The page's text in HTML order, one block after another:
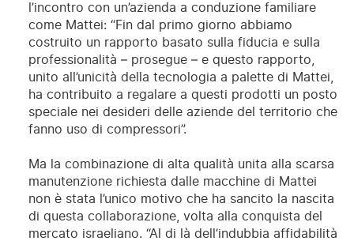
l’incontro con un’azienda a conduzione familiare
come Mattei: “Fin dal primo giorno abbiamo
costruito un rapporto basato sulla fiducia e sulla
professionalità – prosegue – e questo rapporto,
unito all’unicità della tecnologia a palette di Mattei,
ha contribuito a regalare a questi prodotti un posto
speciale nei desideri delle aziende del territorio che
fanno uso di compressori”.
Ma la combinazione di alta qualità unita alla scarsa
manutenzione richiesta dalle macchine di Mattei
non è stata l’unico motivo che ha sancito la nascita
di questa collaborazione, volta alla conquista del
mercato israeliano. “Al di là dell’indubbia affidabilità